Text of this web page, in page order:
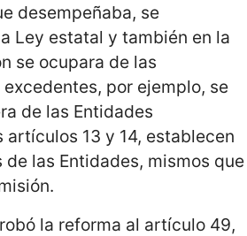
desempeñaba, se
Ley estatal y también en la
se ocupara de las
por ejemplo, se
de las Entidades
13 y 14, establecen
las Entidades, mismos que
la reforma al artículo 49,